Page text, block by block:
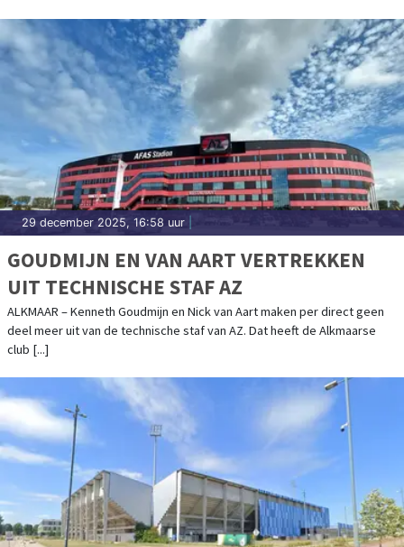
29 december 2025, 16:58 uur
GOUDMIJN EN VAN AART VERTREKKEN
UIT TECHNISCHE STAF AZ
ALKMAAR – Kenneth Goudmijn en Nick van Aart maken per direct geen
deel meer uit van de technische staf van AZ. Dat heeft de Alkmaarse
club [...]